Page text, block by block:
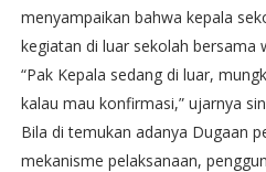
menyampaikan bahwa kepala
kegiatan di luar sekolah bersama
“Pak Kepala sedang di luar,
kalau mau konfirmasi,” ujarnya
Bila di temukan adanya Dugaan
mekanisme pelaksanaan,